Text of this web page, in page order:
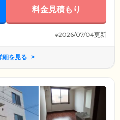
料金見積もり
※2026/07/04更新
細を見る